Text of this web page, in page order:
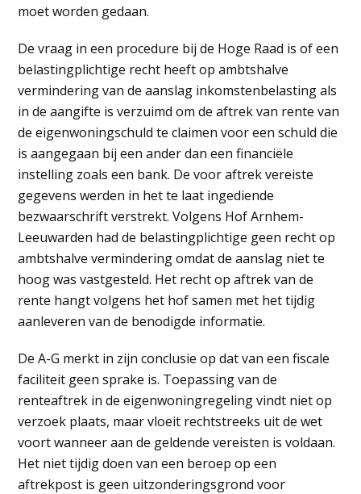
moet worden gedaan.
De vraag in een procedure bij de Hoge Raad is of een
belastingplichtige recht heeft op ambtshalve
vermindering van de aanslag inkomstenbelasting als
in de aangifte is verzuimd om de aftrek van rente van
de eigenwoningschuld te claimen voor een schuld die
is aangegaan bij een ander dan een financiële
instelling zoals een bank. De voor aftrek vereiste
gegevens werden in het te laat ingediende
bezwaarschrift verstrekt. Volgens Hof Arnhem-
Leeuwarden had de belastingplichtige geen recht op
ambtshalve vermindering omdat de aanslag niet te
hoog was vastgesteld. Het recht op aftrek van de
rente hangt volgens het hof samen met het tijdig
aanleveren van de benodigde informatie.
De A-G merkt in zijn conclusie op dat van een fiscale
faciliteit geen sprake is. Toepassing van de
renteaftrek in de eigenwoningregeling vindt niet op
verzoek plaats, maar vloeit rechtstreeks uit de wet
voort wanneer aan de geldende vereisten is voldaan.
Het niet tijdig doen van een beroep op een
aftrekpost is geen uitzonderingsgrond voor